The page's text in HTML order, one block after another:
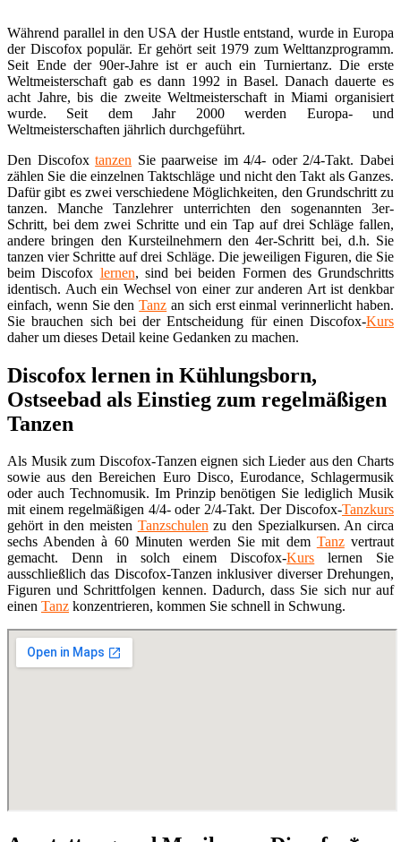
Während parallel in den USA der Hustle entstand, wurde in Europa
der Discofox populär. Er gehört seit 1979 zum Welttanzprogramm.
Seit Ende der 90er-Jahre ist er auch ein Turniertanz. Die erste
Weltmeisterschaft gab es dann 1992 in Basel. Danach dauerte es
acht Jahre, bis die zweite Weltmeisterschaft in Miami organisiert
wurde. Seit dem Jahr 2000 werden Europa- und
Weltmeisterschaften jährlich durchgeführt.
Den Discofoxtanzen Sie paarweise im 4/4- oder 2/4-Takt. Dabei
zählen Sie die einzelnen Taktschläge und nicht den Takt als Ganzes.
Dafür gibt es zwei verschiedene Möglichkeiten, den Grundschritt zu
tanzen. Manche Tanzlehrer unterrichten den sogenannten 3er-
Schritt, bei dem zwei Schritte und ein Tap auf drei Schläge fallen,
andere bringen den Kursteilnehmern den 4er-Schritt bei, d.h. Sie
tanzen vier Schritte auf drei Schläge. Die jeweiligen Figuren, die Sie
beim Discofox lernen, sind bei beiden Formen des Grundschritts
identisch. Auch ein Wechsel von einer zur anderen Art ist denkbar
einfach, wenn Sie denTanz an sich erst einmal verinnerlicht haben.
Sie brauchen sich bei der Entscheidung für einen Discofox-Kurs
daher um dieses Detail keine Gedanken zu machen.
Discofox lernen in Kühlungsborn,
Ostseebad als Einstieg zum regelmäßigen
Tanzen
Als Musik zum Discofox-Tanzen eignen sich Lieder aus den Charts
sowie aus den Bereichen Euro Disco, Eurodance, Schlagermusik
oder auch Technomusik. Im Prinzip benötigen Sie lediglich Musik
mit einem regelmäßigen 4/4- oder 2/4-Takt. Der Discofox-Tanzkurs
gehört in den meisten Tanzschulenzu den Spezialkursen. An circa
sechs Abenden à 60 Minuten werden Sie mit dem Tanzvertraut
gemacht. Denn in solch einem Discofox-Kurs lernen Sie
ausschließlich das Discofox-Tanzen inklusiver diverser Drehungen,
Figuren und Schrittfolgen kennen. Dadurch, dass Sie sich nur auf
einen Tanz konzentrieren, kommen Sie schnell in Schwung.